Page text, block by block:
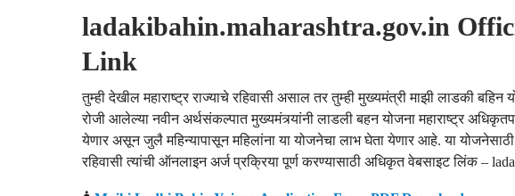
ladakibahin.maharashtra.gov.in
Link
तुम्ही देखील महाराष्ट्र राज्याचे रहिवासी असाल तर तुम्ही मुख्यमंत्री माझी लाडकी
रोजी आलेल्या नवीन अर्थसंकल्पात मुख्यमंत्र्यांनी लाडली बहन योजना महाराष्ट्र
येणार असून जुलै महिन्यापासून महिलांना या योजनेचा लाभ घेता येणार आहे. या
रहिवासी त्यांची ऑनलाइन अर्ज प्रक्रिया पूर्ण करण्यासाठी अधिकृत वेबसाइट लिंक –